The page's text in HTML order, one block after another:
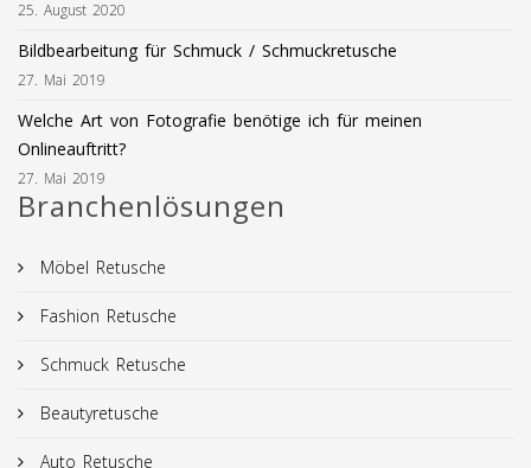
25. August 2020
Bildbearbeitung für Schmuck / Schmuckretusche
27. Mai 2019
Welche Art von Fotografie benötige ich für meinen
Onlineauftritt?
27. Mai 2019
Branchenlösungen
Möbel Retusche
Fashion Retusche
Schmuck Retusche
Beautyretusche
Auto Retusche